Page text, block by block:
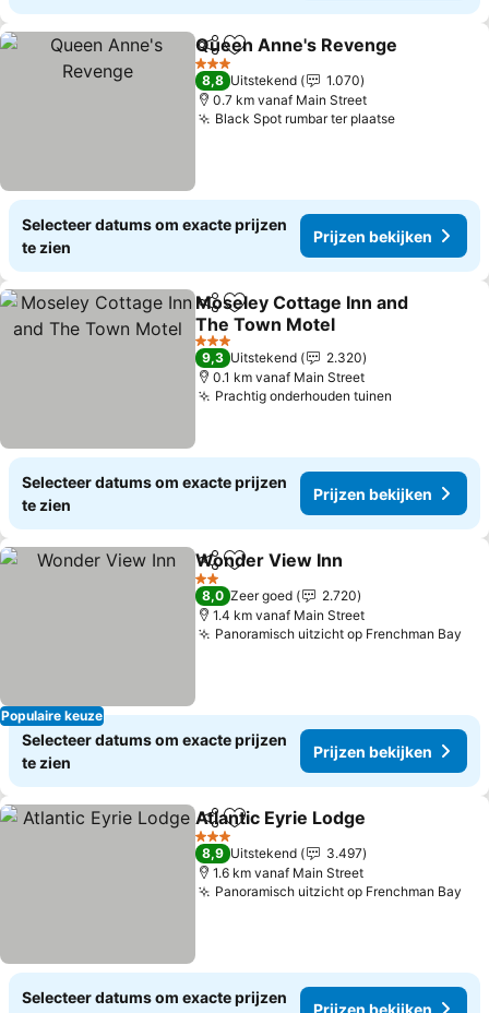
DelenToevoegen aan favorieten
Queen Anne's Revenge
3 Sterren
8,8 Uitstekend
1.070
0.7 km vanaf Main Street
Black Spot rumbar ter plaatsePrijzen
Selecteer datums om exacte prijzen
te zien
Prijzen bekijken
DelenToevoegen aan favorieten
Moseley Cottage Inn and
The Town Motel
Prijzen bekijken
3 Sterren
9,3 Uitstekend
2.320
0.1 km vanaf Main Street
Prachtig onderhouden tuinen
Selecteer datums om exacte prijzen
te zien
Prijzen bekijken
Populaire keuze
DelenToevoegen aan favorieten
Wonder View Inn
2 Sterren
8,0 Zeer goed
2.720
1.4 km vanaf Main Street
Panoramisch uitzicht op Frenchman Bay
Selecteer datums om exacte prijzen
te zien
Prijzen bekijken
DelenToevoegen aan favorieten
Atlantic Eyrie Lodge
3 Sterren
8,9 Uitstekend
3.497
1.6 km vanaf Main Street
Panoramisch uitzicht op Frenchman Bay
Selecteer datums om exacte prijzen
Prijzen bekijken